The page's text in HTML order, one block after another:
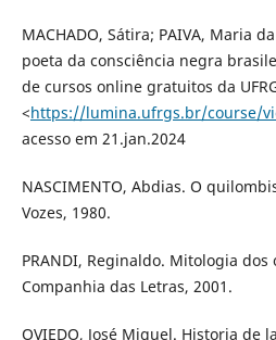
MACHADO, Sátira; PAIVA, Maria
poeta da consciência negra
de cursos online gratuitos da
<https://lumina.ufrgs.br/course/
acesso em 21.jan.2024
NASCIMENTO, Abdias. O
Vozes, 1980.
PRANDI, Reginaldo. Mitologia dos
Companhia das Letras, 2001.
OVIEDO, José Miguel. Historia de